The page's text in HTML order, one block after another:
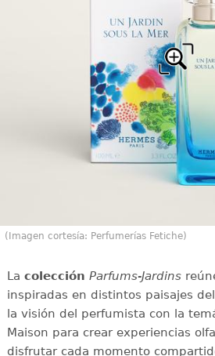
(Imagen cortesía: Perfumerías Fetiche)
La colección Parfums-Jardins
inspiradas en distintos paisajes
la visión del perfumista con la
Maison para crear experiencias
disfrutar cada momento